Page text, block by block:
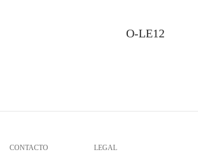
O-LE12
CONTACTO
LEGAL